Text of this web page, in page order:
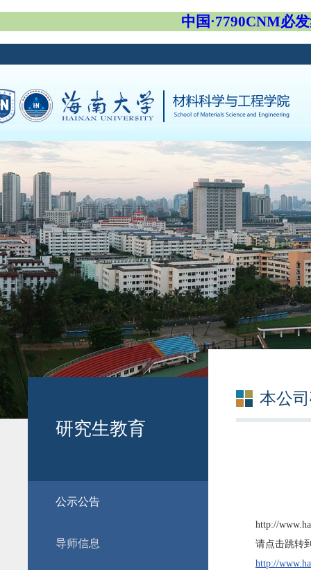
中国·7790CNM必
研究生教育
公示公告
导师信息
本公
http://
请点击跳转
http://